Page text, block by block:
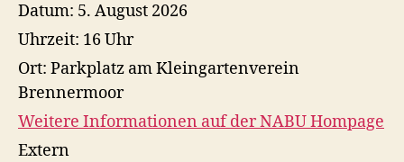
Datum: 5. August 2026
Uhrzeit: 16 Uhr
Ort: Parkplatz am Kleingartenverein
Brennermoor
Weitere Informationen auf der NABU Hompage
Extern